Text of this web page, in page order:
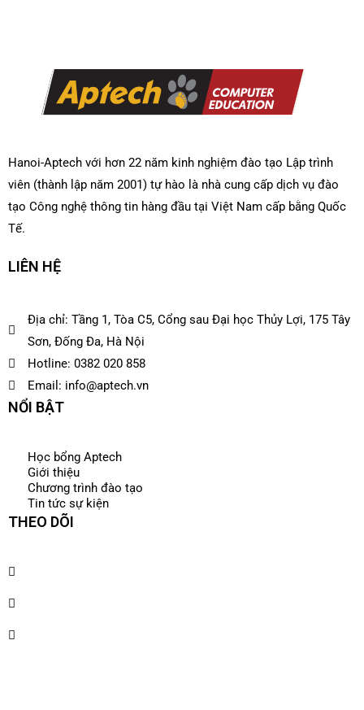
Hanoi-Aptech với hơn 22 năm kinh nghiệm đào tạo Lập trình
viên (thành lập năm 2001) tự hào là nhà cung cấp dịch vụ đào
tạo Công nghệ thông tin hàng đầu tại Việt Nam cấp bằng Quốc
Tế.
LIÊN HỆ
Địa chỉ: Tầng 1, Tòa C5, Cổng sau Đại học Thủy Lợi, 175 Tây
Sơn, Đống Đa, Hà Nội
Hotline: 0382 020 858
Email: info@aptech.vn
NỔI BẬT
Học bổng Aptech
Giới thiệu
Chương trình đào tạo
Tin tức sự kiện
THEO DÕI